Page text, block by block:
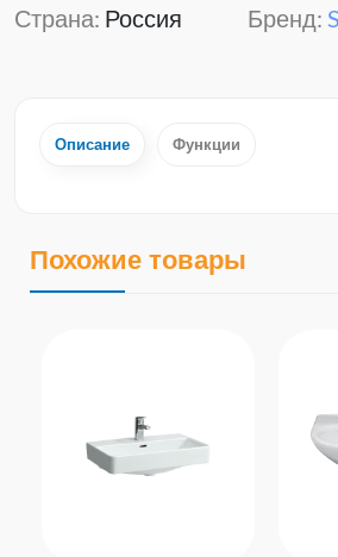
Страна: Россия
Бренд:
Описание Функции
Похожие товары